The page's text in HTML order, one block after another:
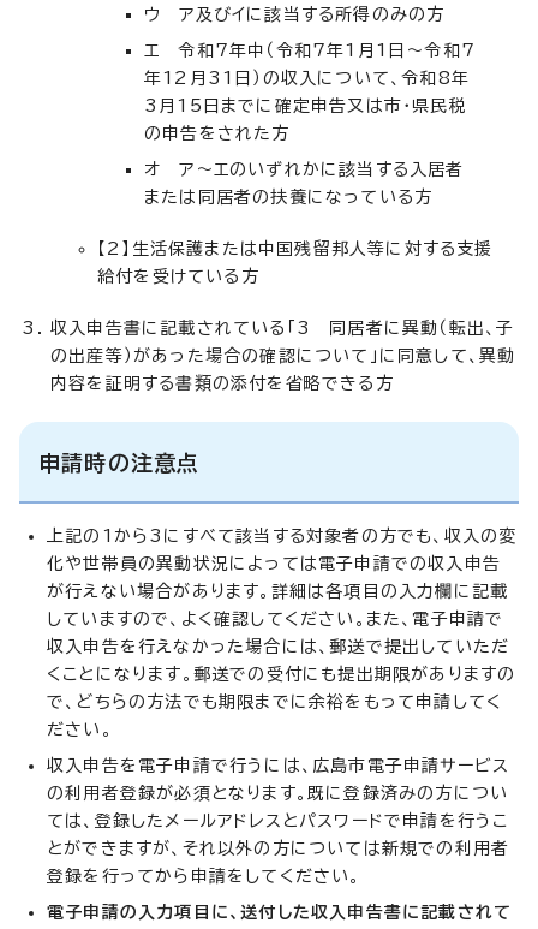
ウ ア及びイに該当する所得のみの方
エ 令和7年中（令和7年1月1日～令和7
年12月31日）の収入について、令和8年
3月15日までに確定申告又は市・県民税
の申告をされた方
オ ア～エのいずれかに該当する入居者
または同居者の扶養になっている方
【2】生活保護または中国残留邦人等に対する支援
給付を受けている方
収入申告書に記載されている「3 同居者に異動（転出、子
の出産等）があった場合の確認について」に同意して、異動
内容を証明する書類の添付を省略できる方
申請時の注意点
上記の1から3にすべて該当する対象者の方でも、収入の変
化や世帯員の異動状況によっては電子申請での収入申告
が行えない場合があります。詳細は各項目の入力欄に記載
していますので、よく確認してください。また、電子申請で
収入申告を行えなかった場合には、郵送で提出していただ
くことになります。郵送での受付にも提出期限がありますの
で、どちらの方法でも期限までに余裕をもって申請してく
ださい。
収入申告を電子申請で行うには、広島市電子申請サービス
の利用者登録が必須となります。既に登録済みの方につい
ては、登録したメールアドレスとパスワードで申請を行うこ
とができますが、それ以外の方については新規での利用者
登録を行ってから申請をしてください。
電子申請の入力項目に、送付した収入申告書に記載されて